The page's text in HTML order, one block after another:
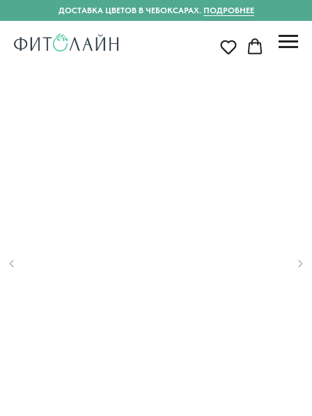
ДОСТАВКА ЦВЕТОВ В ЧЕБОКСАРАХ. ПОДРОБНЕЕ